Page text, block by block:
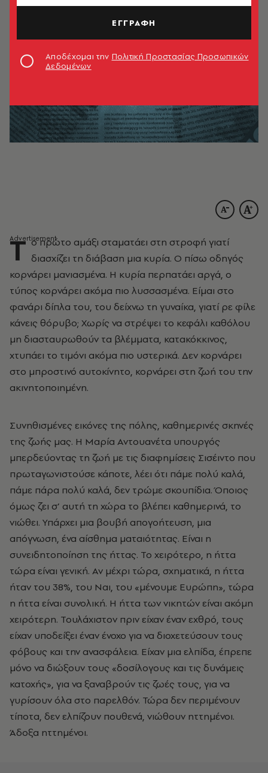
Τ ο πρώτο αμάξι σταματάει στη στροφή γιατί
διασχίζει τη διάβαση μια κυρία. Ο πίσω οδηγός
κορνάρει μανιασμένα. Η κυρία περπατάει αργά, ο
τύπος κορνάρει ακόμα πιο λυσσασμένα. Είμαι στο
φανάρι δίπλα του, του δείχνω τη γυναίκα, γιατί ρε φίλε
κάνεις θόρυβο; Χωρίς να στρέψει το κεφάλι καθόλου
μη διασταυρωθούν τα βλέμματα, κατακόκκινος,
χτυπάει το τιμόνι ακόμα πιο υστερικά. Δεν κορνάρει
στο μπροστινό αυτοκίνητο, κορνάρει στη ζωή του την
ακινητοποιημένη.
Συνηθισμένες εικόνες της πόλης, καθημερινές σκηνές
της ζωής μας. Η Μαρία Αντουανέτα υπουργός
μπερδεύοντας τη ζωή με τις διαφημίσεις Σισέιντο που
πρωταγωνιστούσε κάποτε, λέει ότι πάμε πολύ καλά,
πάμε πάρα πολύ καλά, δεν τρώμε σκουπίδια. Όποιος
όμως ζει σ’ αυτή τη χώρα το βλέπει καθημερινά, το
νιώθει. Υπάρχει μια βουβή απογοήτευση, μια
απόγνωση, ένα αίσθημα ματαιότητας. Είναι η
συνειδητοποίηση της ήττας. Το χειρότερο, η ήττα
τώρα είναι γενική. Αν μέχρι τώρα, σχηματικά, η ήττα
ήταν του 38%, του Ναι, του «μένουμε Ευρώπη», τώρα
η ήττα είναι συνολική. Η ήττα των νικητών είναι ακόμη
χειρότερη. Τουλάχιστον πριν είχαν έναν εχθρό, τους
είχαν υποδείξει έναν ένοχο για να διοχετεύσουν τους
φόβους και την ανασφάλεια. Είχαν μια ελπίδα, έπρεπε
μόνο να διώξουν τους «δοσίλογους και τις δυνάμεις
κατοχής», για να ξαναβρούν τις ζωές τους, για να
γυρίσουν όλα στο παρελθόν. Τώρα δεν περιμένουν
τίποτα, δεν ελπίζουν πουθενά, νιώθουν ηττημένοι.
Άδοξα ηττημένοι.
ΕΓΓΡΑΦΗ
Αποδέχομαι την Πολιτική Προστασίας Προσωπικών
Δεδομένων